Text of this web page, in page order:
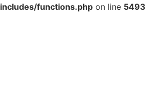
includes/functions.php on line 5493